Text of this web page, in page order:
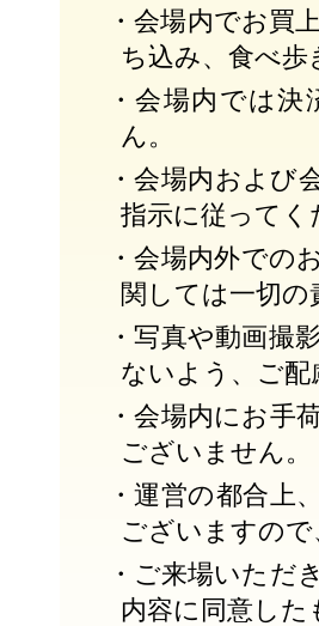
・会場内でお買
ち込み、食べ
・会場内では
ん。
・会場内および
指示に従ってく
・会場内外での
関しては一切
・写真や動画撮
ないよう、ご
・会場内にお手
ございません。
・運営の都合上
ございますの
・ご来場いただ
内容に同意し